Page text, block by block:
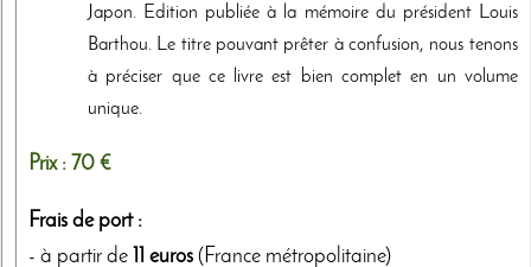
Japon. Edition publiée à la mémoire du président Louis
Barthou. Le titre pouvant prêter à confusion, nous tenons
à préciser que ce livre est bien complet en un volume
unique.
Prix : 70 €
Frais de port :
- à partir de
11 euros (France métropolitaine)